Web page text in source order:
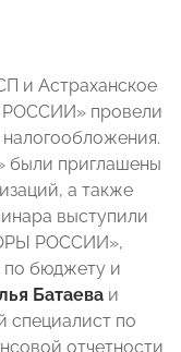
и Астраханское
РОССИИ» провели
были приглашены
а также
выступили
РОССИИ»,
бюджету и
Батаева и
специалист по
отчетности